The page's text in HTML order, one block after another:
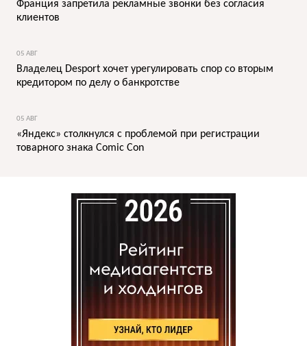
Франция запретила рекламные звонки без согласия
клиентов
05 АВГ
Владелец Desport хочет урегулировать спор со вторым
кредитором по делу о банкротстве
05 АВГ
«Яндекс» столкнулся с проблемой при регистрации
товарного знака Comic Con